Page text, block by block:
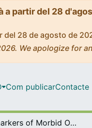
partir del 28
28 de agosto de
We apologize for
Com publicarContacte
Biomarkers of Morbid Obesity and Prediabetes by Metabolomic Profiling of Human Discordant Phenotypes